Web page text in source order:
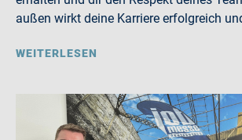
außen wirkt deine Karriere erfolgreich
WEITERLESEN